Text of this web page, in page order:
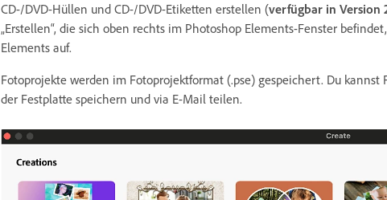
CD-/DVD-Hüllen und CD-/DVD-Etiketten erstellen (verfügbar in Version
„Erstellen“, die sich oben rechts im Photoshop Elements-Fenster
Elements auf.
Fotoprojekte werden im Fotoprojektformat (.pse) gespeichert. Du
der Festplatte speichern und via E-Mail teilen.